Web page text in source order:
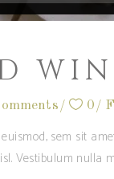
0
sem sit
Vestibulum nulla